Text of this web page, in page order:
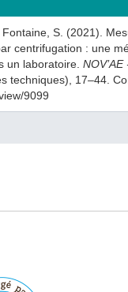
S. (2021).
centrifugation : une
un laboratoire.
techniques), 17–44.
9099